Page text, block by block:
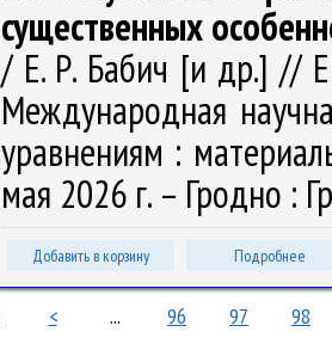
существенных
/ Е. Р. Бабич [и др.] //
Международная
уравнениям :
мая 2026 г. – Гродно :
Добавить в корзину Подробнее
< ... 96 97 98